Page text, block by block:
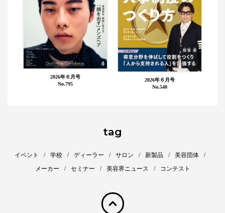
2026年６月号
No.795
2026年６月号
No.540
tag
イベント 学校 ディーラー サロン 新製品
美容団体
メーカー
セミナー 美容界ニュース コンテスト
pagetop